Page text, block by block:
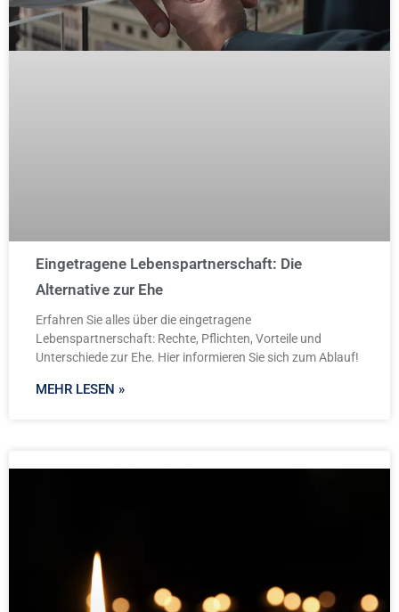
Eingetragene Lebenspartnerschaft: Die
Alternative zur Ehe
Erfahren Sie alles über die eingetragene
Lebenspartnerschaft: Rechte, Pflichten, Vorteile und
Unterschiede zur Ehe. Hier informieren Sie sich zum Ablauf!
MEHR LESEN »